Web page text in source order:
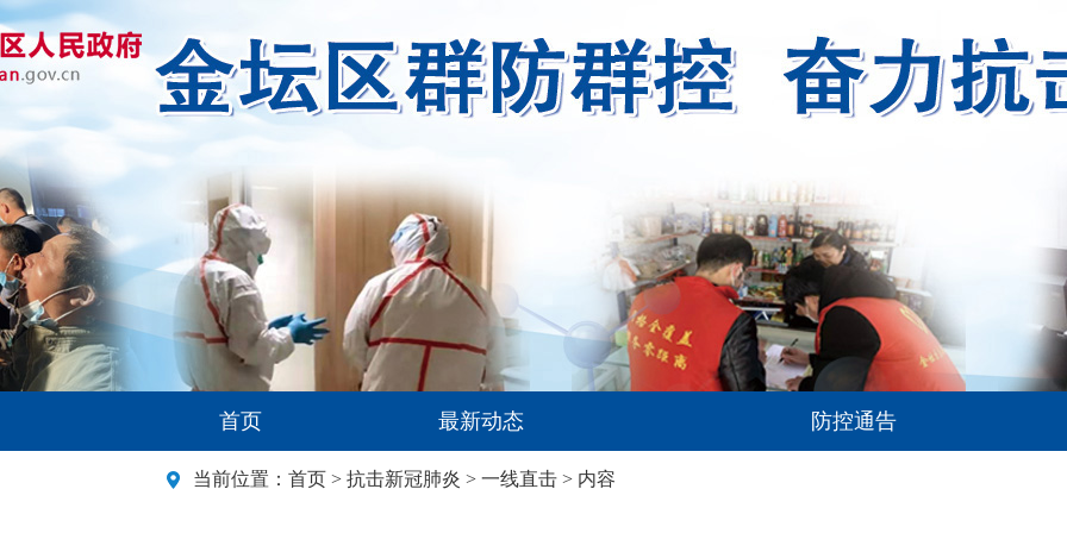
首页 最新动态 防控通告
当前位置： 首页 > 抗击新冠肺炎 > 一线直击 > 内容